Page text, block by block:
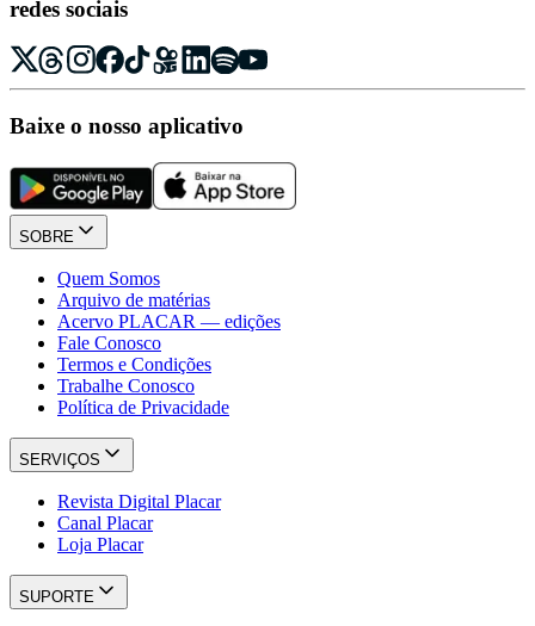
redes sociais
Baixe o nosso aplicativo
SOBRE
Quem Somos
Arquivo de matérias
Acervo PLACAR — edições
Fale Conosco
Termos e Condições
Trabalhe Conosco
Política de Privacidade
SERVIÇOS
Revista Digital Placar
Canal Placar
Loja Placar
SUPORTE